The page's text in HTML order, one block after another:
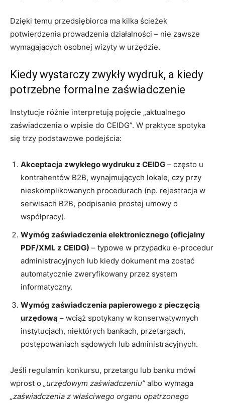
Dzięki temu przedsiębiorca ma kilka ścieżek
potwierdzenia prowadzenia działalności – nie zawsze
wymagających osobnej wizyty w urzędzie.
Kiedy wystarczy zwykły wydruk, a kiedy
potrzebne formalne zaświadczenie
Instytucje różnie interpretują pojęcie „aktualnego
zaświadczenia o wpisie do CEIDG”. W praktyce spotyka
się trzy podstawowe podejścia:
Akceptacja zwykłego wydruku z CEIDG – często u
kontrahentów B2B, wynajmujących lokale, czy przy
nieskomplikowanych procedurach (np. rejestracja w
serwisach B2B, podpisanie prostej umowy o
współpracy).
Wymóg zaświadczenia elektronicznego (oficjalny
PDF/XML z CEIDG) – typowe w przypadku e-procedur
administracyjnych lub kiedy dokument ma zostać
automatycznie zweryfikowany przez system
informatyczny.
Wymóg zaświadczenia papierowego z pieczęcią
urzędową – wciąż spotykany w konserwatywnych
instytucjach, niektórych bankach, przetargach,
postępowaniach sądowych lub administracyjnych.
Jeśli regulamin konkursu, przetargu lub banku mówi
wprost o „urzędowym zaświadczeniu” albo wymaga
„zaświadczenia z właściwego organu opatrzonego